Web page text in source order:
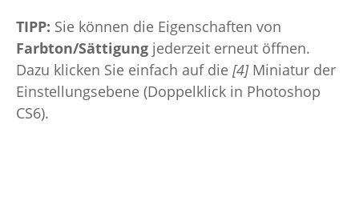
TIPP: Sie können die Eigenschaften von
Farbton/Sättigung jederzeit erneut öffnen.
Dazu klicken Sie einfach auf die [4]Miniatur der
Einstellungsebene (Doppelklick in Photoshop
CS6).